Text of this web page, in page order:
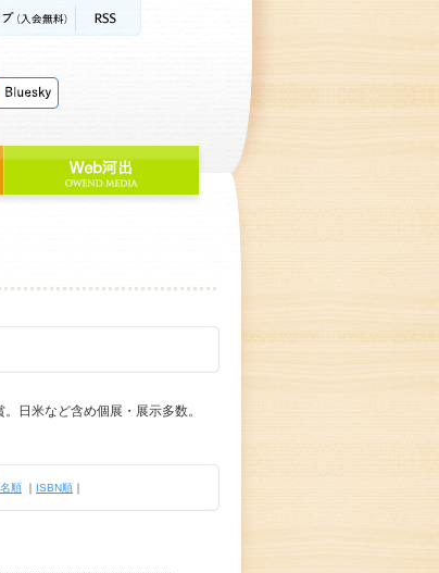
日米など含め個展・展示多数。
順 ｜ ISBN順 ｜